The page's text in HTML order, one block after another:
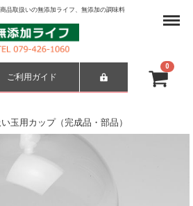
品取扱いの無添加ライフ、無添加の調味料
ご利用ガイド
Menu
玉用カップ（完成品・部品）
0